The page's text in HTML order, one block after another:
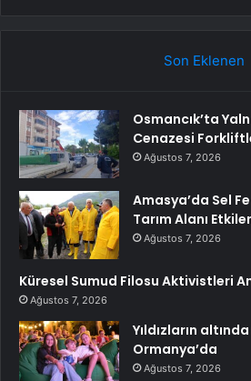
Son Eklenen
Osmancık’ta
Cenazesi
Ağustos 7, 2026
Amasya’da Sel
Tarım Alanı
Ağustos 7, 2026
Küresel Sumud Filosu Aktivistleri
Ağustos 7, 2026
Yıldızların
Ormanya’da
Ağustos 7, 2026